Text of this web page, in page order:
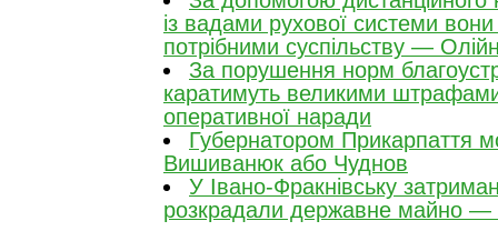
із вадами рухової системи
потрібними суспільству —
За порушення норм
каратимуть великими
оперативної наради
Губернатором Прикарпаття
Вишиванюк або Чуднов
У Івано-Фракнівську
розкрадали державне майно —